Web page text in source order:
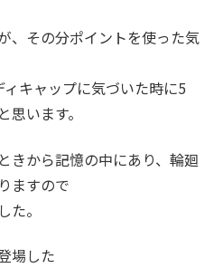
、その分ポイントを使った気
キャップに気づいた時に5
います。
きから記憶の中にあり、輪廻
ますので
。
場した